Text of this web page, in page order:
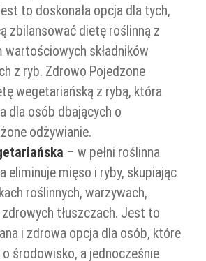
to doskonała opcja dla tych,
zbilansować dietę roślinną z
wartościowych składników
z ryb. Zdrowo Pojedzone
wegetariańską z rybą, która
dla osób dbających o
odżywianie.
– w pełni roślinna
eliminuje mięso i ryby, skupiając
roślinnych, warzywach,
tłuszczach. Jest to
i zdrowa opcja dla osób, które
środowisko, a jednocześnie